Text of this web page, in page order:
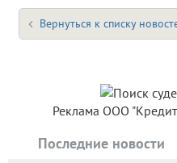
Вернуться к списку
Реклама ООО
Последние новости